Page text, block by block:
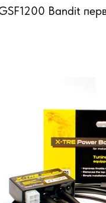
Bandit